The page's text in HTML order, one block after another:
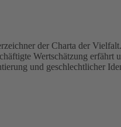
der Charta der
Wertschätzung
und geschlechtlicher